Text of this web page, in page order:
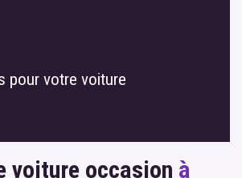
pour votre voiture
voiture occasion à